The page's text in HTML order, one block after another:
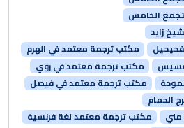
الخامس
زايد
مكتب ترجمة معتمد في الهرم
مكتب ترجمة معتمد في روي
مكتب ترجمة معتمد في فيصل
الحمام
مكتب ترجمة معتمد لغة فرنسية